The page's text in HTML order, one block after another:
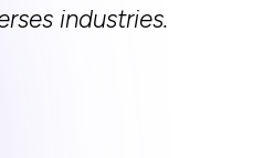
industries.